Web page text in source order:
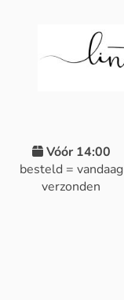
Vóór 14:00
besteld = vandaag
verzonden